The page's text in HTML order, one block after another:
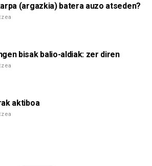
(argazkia) batera auzo atseden?
bisak balio-aldiak: zer diren
aktiboa